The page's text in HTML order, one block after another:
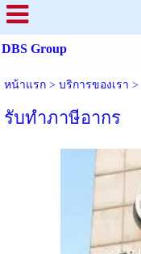
DBS Group
หน้าแรก> บริการของเรา >
รับทำภาษีอากร